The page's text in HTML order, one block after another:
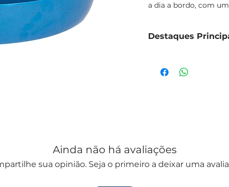
a dia a bordo, com
quedas, própria para
Destaques
Resistente a
Capacidade de
Ainda não há avaliações
sua opinião. Seja o primeiro a deixar uma